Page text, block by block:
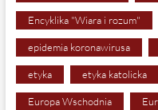
Encyklika "Wiara i rozum"
epidemia koronawirusa
etyka etyka katolicka
Europa Wschodnia